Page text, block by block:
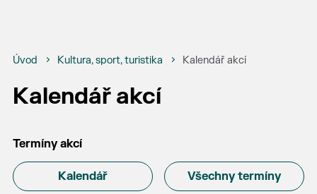
Úvod Kultura, sport, turistika Kalendář akcí
Kalendář akcí
Termíny akcí
Kalendář Všechny termíny